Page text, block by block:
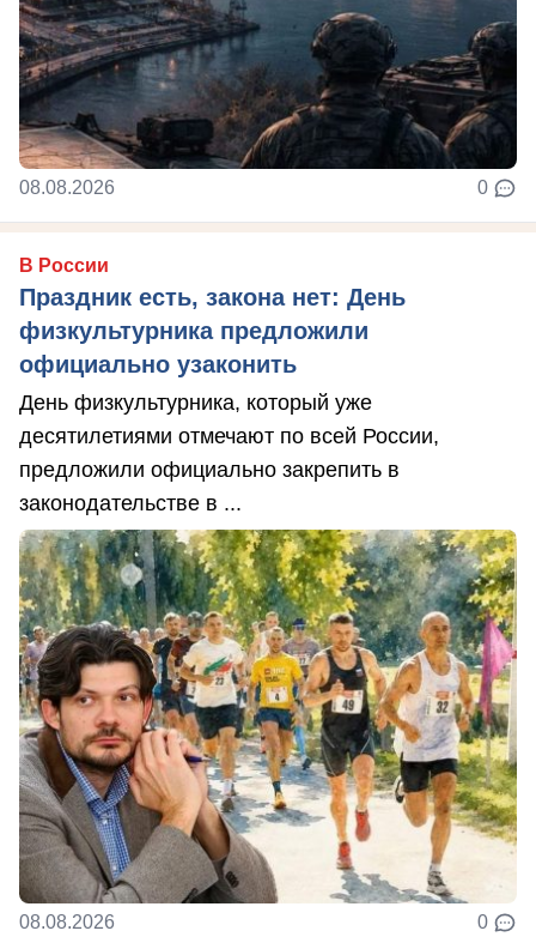
08.08.2026 0
В России
Праздник есть, закона нет: День
физкультурника предложили
официально узаконить
День физкультурника, который уже
десятилетиями отмечают по всей России,
предложили официально закрепить в
законодательстве в ...
08.08.2026 0